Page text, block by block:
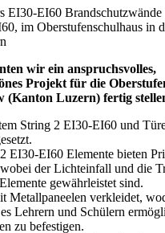
EI30-EI60 Brandschutzwände
im Oberstufenschulhaus in
wir ein anspruchsvolles,
Projekt für die
(Kanton Luzern) fertig
String 2 EI30-EI60 und
EI30-EI60 Elemente bieten
der Lichteinfall und die
gewährleistet sind.
Metallpaneelen verkleidet,
Lehrern und Schülern
zu befestigen.